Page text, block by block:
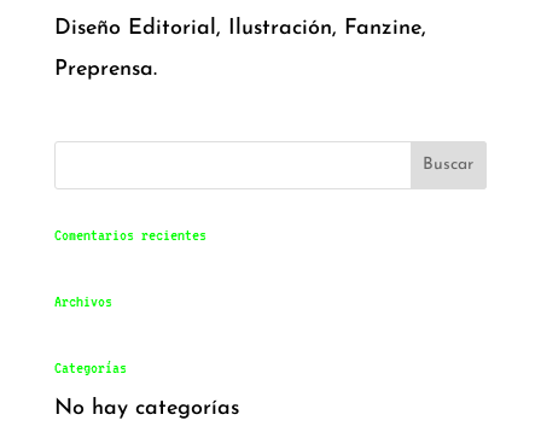
Diseño Editorial, Ilustración, Fanzine,
Preprensa.
Comentarios recientes
Archivos
Categorías
No hay categorías